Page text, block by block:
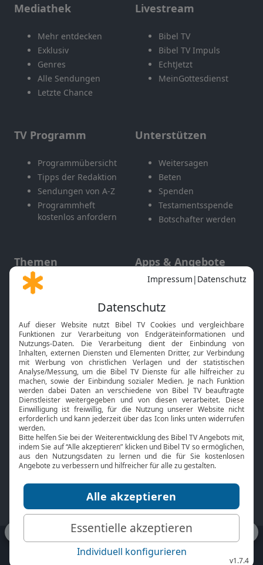
Mediathek
Mehr entdecken
Exklusiv
Genres
Alle Sendungen
Letzte Chance
Livestream
Bibel TV
Bibel TV Impuls
EchtJetzt
MeinGottesdienst
TV Programm
Programmübersicht
Tipps der Redaktion
Sendungen von A-Z
Programmheft
kostenlos anfordern
Unterstützen
Weitersagen
Beten
Spenden
Testamentsspende
Botschafter werden
Themen
Gott und Bibel erklärt
Neuigkeiten
Apps & Angebote
Mobile App
Smart TV
HbbTV
Bibelthek Online-Bibel
Nächster Gottesdienst
Bibel TV
Über uns
Jobs
Mediadaten
Service
Kontakt
TV-Empfang
bibeltv.de: Impressum
Datenschutz
Nutzungsbedingungen
Fakten Bibel TV App